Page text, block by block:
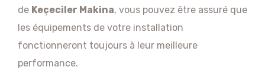
de Keçeciler Makina, vous pouvez être assuré que
les équipements de votre installation
fonctionneront toujours à leur meilleure
performance.